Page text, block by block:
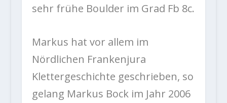
sehr frühe Boulder im Grad Fb 8c.
Markus hat vor allem im
Nördlichen Frankenjura
Klettergeschichte geschrieben, so
gelang Markus Bock im Jahr 2006